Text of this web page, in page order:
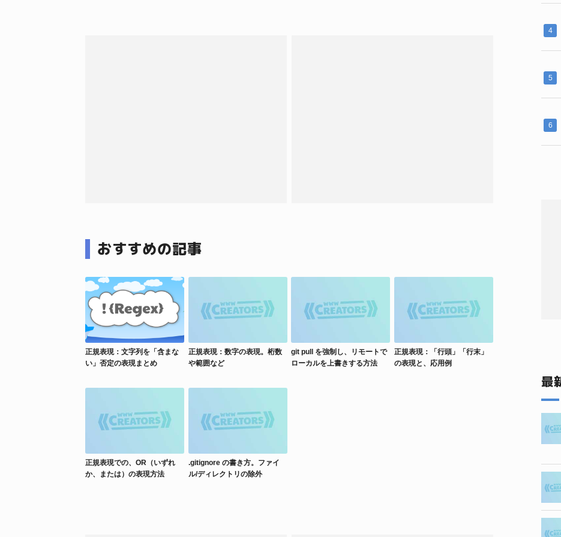
おすすめの記事
正規表現：文字列を「含まな
い」否定の表現まとめ
正規表現：数字の表現。桁数
や範囲など
git pull を強制し、リモートで
ローカルを上書きする方法
正規表現：「行頭」「行末」
の表現と、応用例
正規表現での、OR（いずれ
か、または）の表現方法
.gitignore の書き方。ファイ
ル/ディレクトリの除外
最